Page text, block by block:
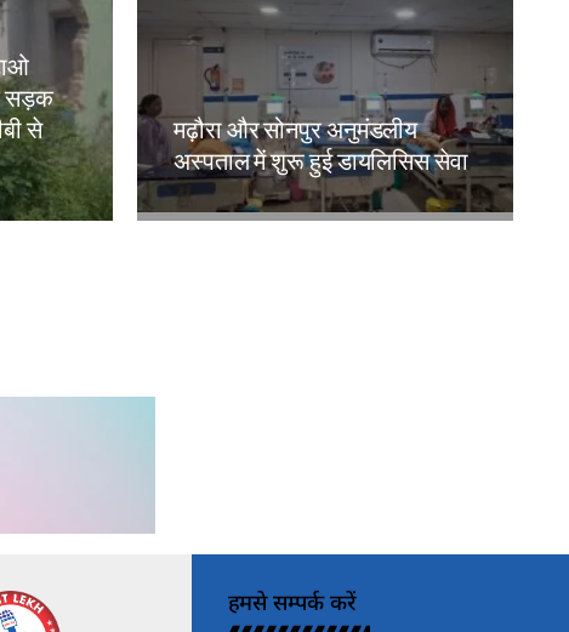
सड़क
से
मढ़ौरा और सोनपुर अनुमंडलीय
अस्पताल में शुरू हुई डायलिसिस सेवा
Amit Lekh
हमसे सम्पर्क करें